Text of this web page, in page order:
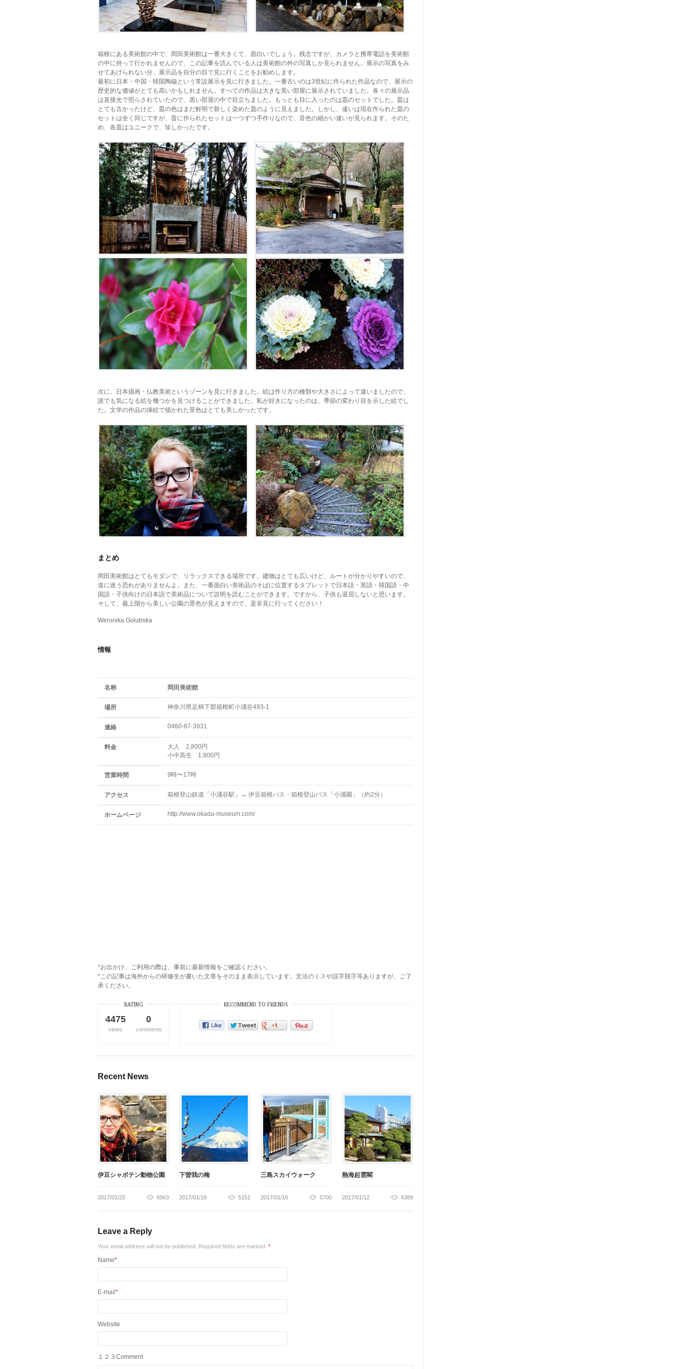
箱根にある美術館の中で、岡田美術館は一番大きくて、面白いでしょう。残念ですが、カメラと携帯電話を美術館
の中に持って行かれませんので、この記事を読んでいる人は美術館の外の写真しか見られません。展示の写真をみ
せてあげられない分、展示品を自分の目で見に行くことをお勧めします。
最初に日本・中国・韓国陶磁という常設展示を見に行きました。一番古いのは3世紀に作られた作品なので、展示の
歴史的な価値がとても高いかもしれません。すべての作品は大きな黒い部屋に展示されていました。各々の展示品
は直接光で照らされていたので、黒い部屋の中で目立ちました。もっとも目に入ったのは皿のセットでした。皿は
とても古かったけど、皿の色はまだ鮮明で新しく染めた皿のように見えました。しかし、違いは現在作られた皿の
セットは全く同じですが、昔に作られたセットは一つずつ手作りなので、音色の細かい違いが見られます。そのた
め、各皿はユニークで、珍しかったです。
次に、日本描画・仏教美術というゾーンを見に行きました。絵は作り方の種類や大きさによって違いましたので、
誰でも気になる絵を幾つかを見つけることができました。私が好きになったのは、季節の変わり目を示した絵でし
た。文学の作品の挿絵で描かれた景色はとても美しかったです。
まとめ
岡田美術館はとてもモダンで、リラックスできる場所です。建物はとても広いけど、ルートが分かりやすいので、
道に迷う恐れがありませんよ。また、一番面白い美術品のそばに位置するタブレットで日本語・英語・韓国語・中
国語・子供向けの日本語で美術品について説明を読むことができます。ですから、子供も退屈しないと思います。
そして、最上階から美しい公園の景色が見えますので、是非見に行ってください！
Weronika Golubska
情報
名称 岡田美術館
場所 神奈川県足柄下郡箱根町小涌谷493-1
連絡 0460-87-3931
料金
大人 2,800円
小中高生 1,800円
営業時間 9時〜17時
アクセス 箱根登山鉄道「小涌谷駅」→ 伊豆箱根バス・箱根登山バス「小涌園」（約2分）
ホームページ http://www.okada-museum.com/
*お出かけ、ご利用の際は、事前に最新情報をご確認ください。
*この記事は海外からの研修生が書いた文章をそのまま表示しています。文法のミスや誤字脱字等ありますが、ご了
承ください。
RATING
4475
views
0
comments
RECOMMEND TO FRIENDS
Recent News
伊豆シャボテン動物公園
2017/01/20 6963
下曽我の梅
2017/01/18 5151
三島スカイウォーク
2017/01/16 5700
熱海起雲閣
2017/01/12 6389
Leave a Reply
Your email address will not be published. Required fields are marked. *
Name*
E-mail *
Website
１２３Comment